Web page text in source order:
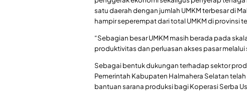
satu daerah dengan jumlah UMKM terbesar di
hampir seperempat dari total UMKM di provinsi
“Sebagian besar UMKM masih berada pada
produktivitas dan perluasan akses pasar
Sebagai bentuk dukungan terhadap sektor
Pemerintah Kabupaten Halmahera Selatan
bantuan sarana produksi bagi Koperasi Serba